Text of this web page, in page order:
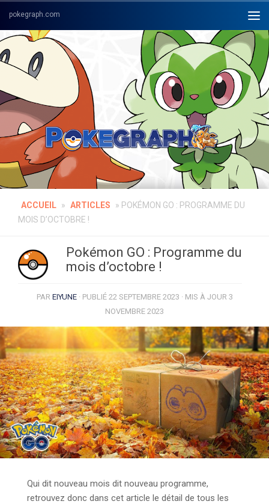
Skip to content
ACCUEIL » ARTICLES » POKÉMON GO : PROGRAMME DU
MOIS D’OCTOBRE !
Pokémon GO : Programme du
mois d’octobre !
PAR EIYUNE · PUBLIÉ 22 SEPTEMBRE 2023 · MIS À JOUR 3
NOVEMBRE 2023
Qui dit nouveau mois dit nouveau programme,
retrouvez donc dans cet article le détail de tous les